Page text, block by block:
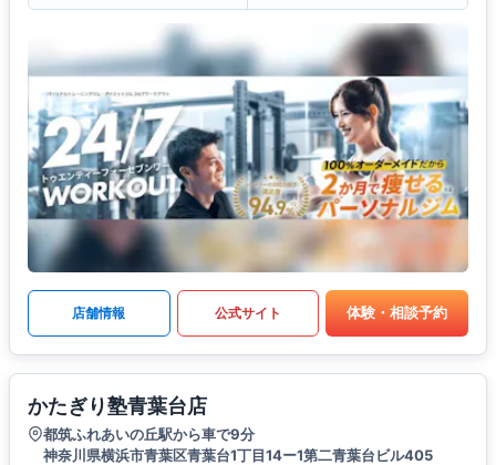
店舗情報 公式サイト 体験・相談予約
かたぎり塾青葉台店
都筑ふれあいの丘駅から車で9分
神奈川県横浜市青葉区青葉台1丁目14ー1第二青葉台ビル405